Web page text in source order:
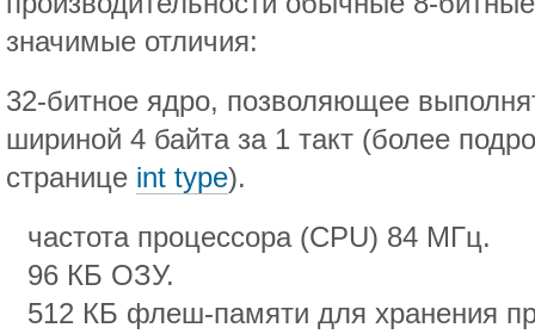
значимые отличия:
32-битное ядро, позволяющее
шириной 4 байта за 1 такт (более
странице int type).
частота процессора (CPU) 84 МГц.
96 КБ ОЗУ.
512 КБ флеш-памяти для хранения